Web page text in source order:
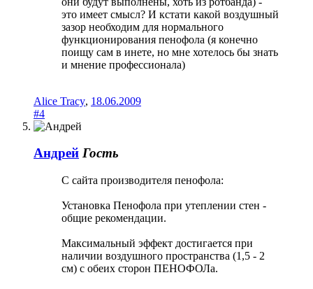
это имеет смысл? И кстати какой воздушный
зазор необходим для нормального
функционирования пенофола (я конечно
поищу сам в инете, но мне хотелось бы знать
и мнение профессионала)
Alice Tracy, 18.06.2009
#4
Андрей Гость
С сайта производителя пенофола:
Установка Пенофола при утеплении стен -
общие рекомендации.
Максимальный эффект достигается при
наличии воздушного пространства (1,5 - 2
см) с обеих сторон ПЕНОФОЛа.